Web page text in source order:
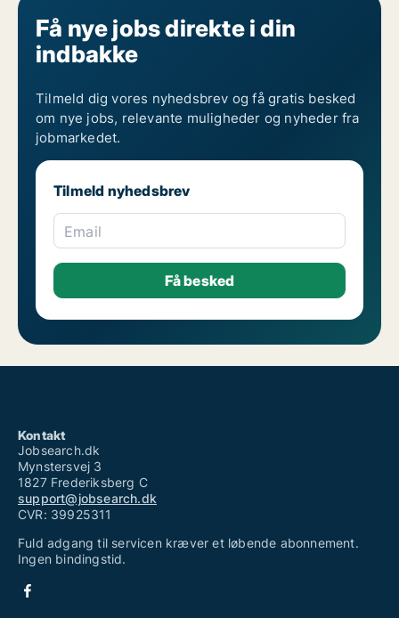
Få nye jobs direkte i din
indbakke
Tilmeld dig vores nyhedsbrev og få gratis besked
om nye jobs, relevante muligheder og nyheder fra
jobmarkedet.
Tilmeld nyhedsbrev
Email
Kontakt
Jobsearch.dk
Mynstersvej 3
1827 Frederiksberg C
support@jobsearch.dk
CVR: 39925311
Fuld adgang til servicen kræver et løbende abonnement.
Ingen bindingstid.